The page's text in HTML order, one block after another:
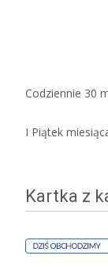
Codziennie 30
I Piątek
Kartka z